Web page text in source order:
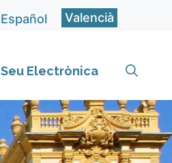
Español Valencià
Seu Electrònica